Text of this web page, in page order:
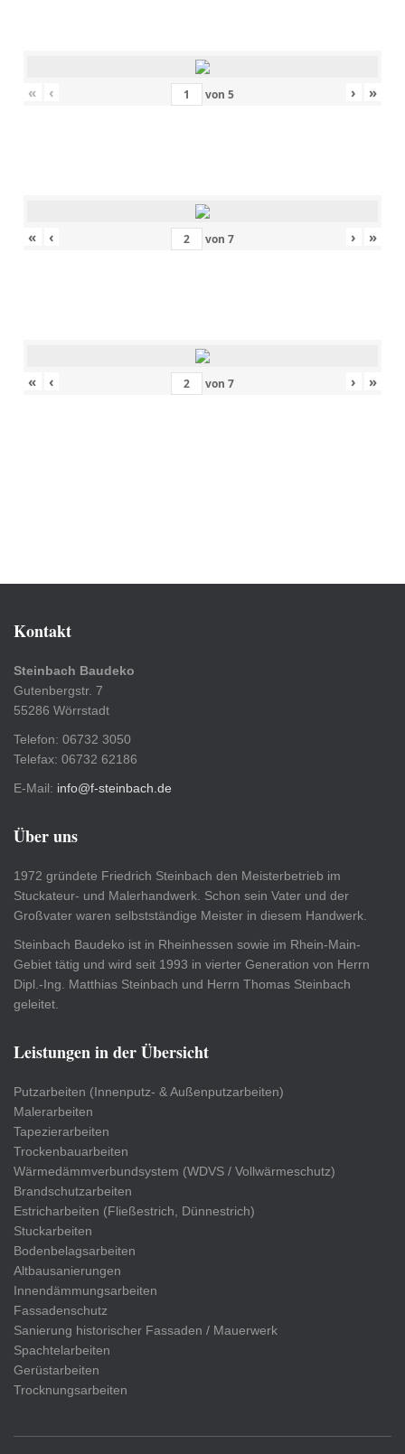
« ‹ von 5 › »
« ‹ von 7 › »
« ‹ von 7 › »
Kontakt
Steinbach Baudeko
Gutenbergstr. 7
55286 Wörrstadt
Telefon: 06732 3050
Telefax: 06732 62186
E-Mail: info@f-steinbach.de
Über uns
1972 gründete Friedrich Steinbach den Meisterbetrieb im
Stuckateur- und Malerhandwerk. Schon sein Vater und der
Großvater waren selbstständige Meister in diesem Handwerk.
Steinbach Baudeko ist in Rheinhessen sowie im Rhein-Main-
Gebiet tätig und wird seit 1993 in vierter Generation von Herrn
Dipl.-Ing. Matthias Steinbach und Herrn Thomas Steinbach
geleitet.
Leistungen in der Übersicht
Putzarbeiten (Innenputz- & Außenputzarbeiten)
Malerarbeiten
Tapezierarbeiten
Trockenbauarbeiten
Wärmedämmverbundsystem (WDVS / Vollwärmeschutz)
Brandschutzarbeiten
Estricharbeiten (Fließestrich, Dünnestrich)
Stuckarbeiten
Bodenbelagsarbeiten
Altbausanierungen
Innendämmungsarbeiten
Fassadenschutz
Sanierung historischer Fassaden / Mauerwerk
Spachtelarbeiten
Gerüstarbeiten
Trocknungsarbeiten